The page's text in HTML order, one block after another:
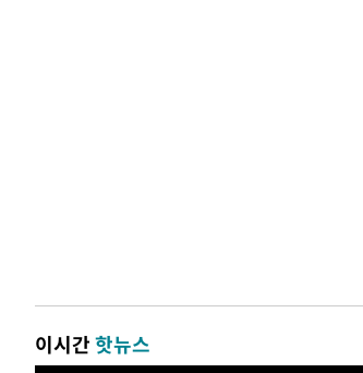
이시간핫뉴스